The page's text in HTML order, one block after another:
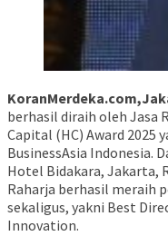
berhasil diraih oleh Jasa
Capital (HC) Award 2025
BusinessAsia Indonesia.
Hotel Bidakara, Jakarta,
Raharja berhasil meraih
sekaligus, yakni Best
Innovation.